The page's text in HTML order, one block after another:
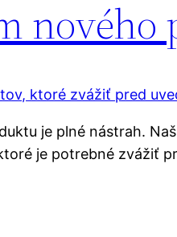
je plné nástrah.
je potrebné zvážiť